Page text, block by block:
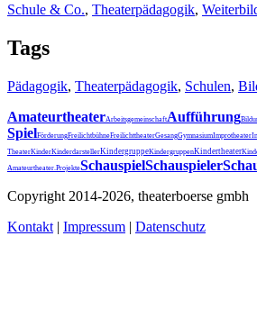
Schule & Co., Theaterpädagogik,
Tags
Pädagogik, Theaterpädagogik, Schulen,
AmateurtheaterArbeitsgemeinschaftAufführung
SpielFörderungFreilichtbühneFreilichttheaterGesangGymnasiumImprotheater
TheaterKinderKinderdarstellerKindergruppeKindergruppenKindertheater
Amateurtheater. ProjekteSchauspielSchauspieler
Copyright 2014-2026, theaterboerse gmbh
Kontakt | Impressum | Datenschutz